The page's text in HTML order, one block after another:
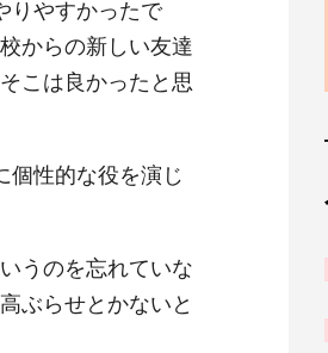
りやすかったで
からの新しい友達
こは良かったと思
性的な役を演じ
うのを忘れていな
ぶらせとかないと